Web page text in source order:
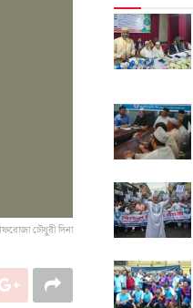
চৌধুরী দিনা